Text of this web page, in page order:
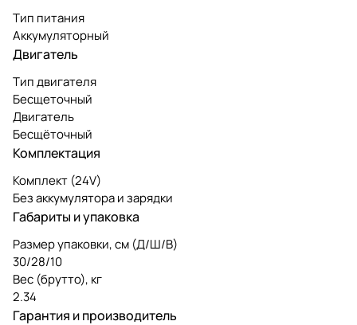
Тип питания
Аккумуляторный
Двигатель
Тип двигателя
Бесщеточный
Двигатель
Бесщёточный
Комплектация
Комплект (24V)
Без аккумулятора и зарядки
Габариты и упаковка
Размер упаковки, см (Д/Ш/В)
30/28/10
Вес (брутто), кг
2.34
Гарантия и производитель